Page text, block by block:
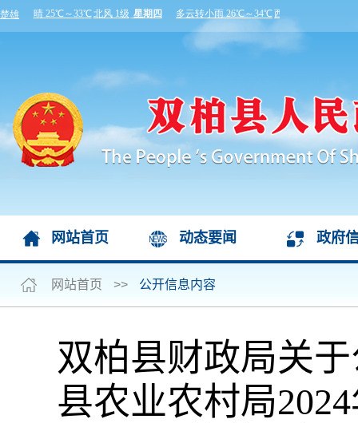
网站首页 动态要闻 政府
网站首页 >> 公开信息内容
双柏县财政局关
县农业农村局